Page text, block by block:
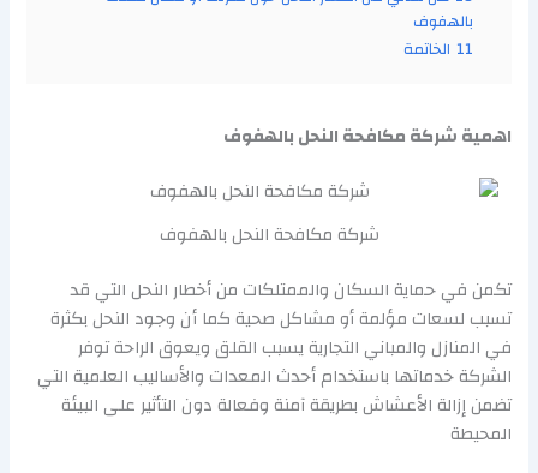
بالهفوف
11 الخاتمة
اهمية شركة مكافحة النحل بالهفوف
شركة مكافحة النحل بالهفوف
تكمن في حماية السكان والممتلكات من أخطار النحل التي قد
تسبب لسعات مؤلمة أو مشاكل صحية كما أن وجود النحل بكثرة
في المنازل والمباني التجارية يسبب القلق ويعوق الراحة توفر
الشركة خدماتها باستخدام أحدث المعدات والأساليب العلمية التي
تضمن إزالة الأعشاش بطريقة آمنة وفعالة دون التأثير على البيئة
المحيطة